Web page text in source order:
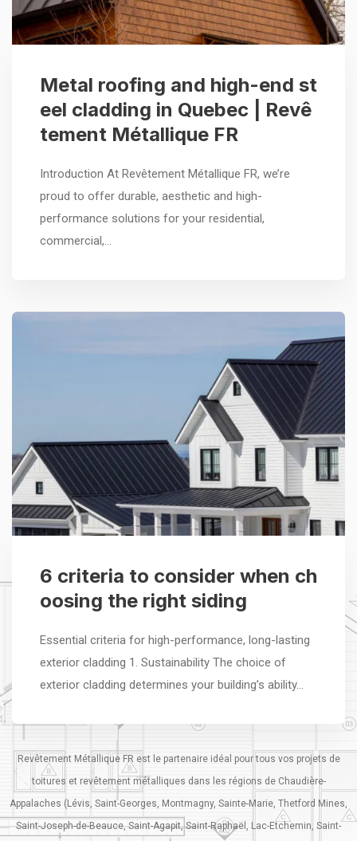
Metal roofing and high-end st
eel cladding in Quebec | Revê
tement Métallique FR
Introduction At Revêtement Métallique FR, we’re
proud to offer durable, aesthetic and high-
performance solutions for your residential,
commercial,…
6 criteria to consider when ch
oosing the right siding
Essential criteria for high-performance, long-lasting
exterior cladding 1. Sustainability The choice of
exterior cladding determines your building’s ability…
Revêtement Métallique FR est le partenaire idéal pour tous vos projets de
toitures et revêtement métalliques dans les régions de Chaudière-
Appalaches (Lévis, Saint-Georges, Montmagny, Sainte-Marie, Thetford Mines,
Saint-Joseph-de-Beauce, Saint-Agapit, Saint-Raphaël, Lac-Etchemin, Saint-